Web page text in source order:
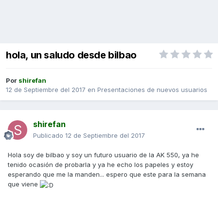
hola, un saludo desde bilbao
Por shirefan
12 de Septiembre del 2017 en Presentaciones de nuevos usuarios
shirefan
Publicado 12 de Septiembre del 2017
Hola soy de bilbao y soy un futuro usuario de la AK 550, ya he
tenido ocasión de probarla y ya he echo los papeles y estoy
esperando que me la manden... espero que este para la semana
que viene